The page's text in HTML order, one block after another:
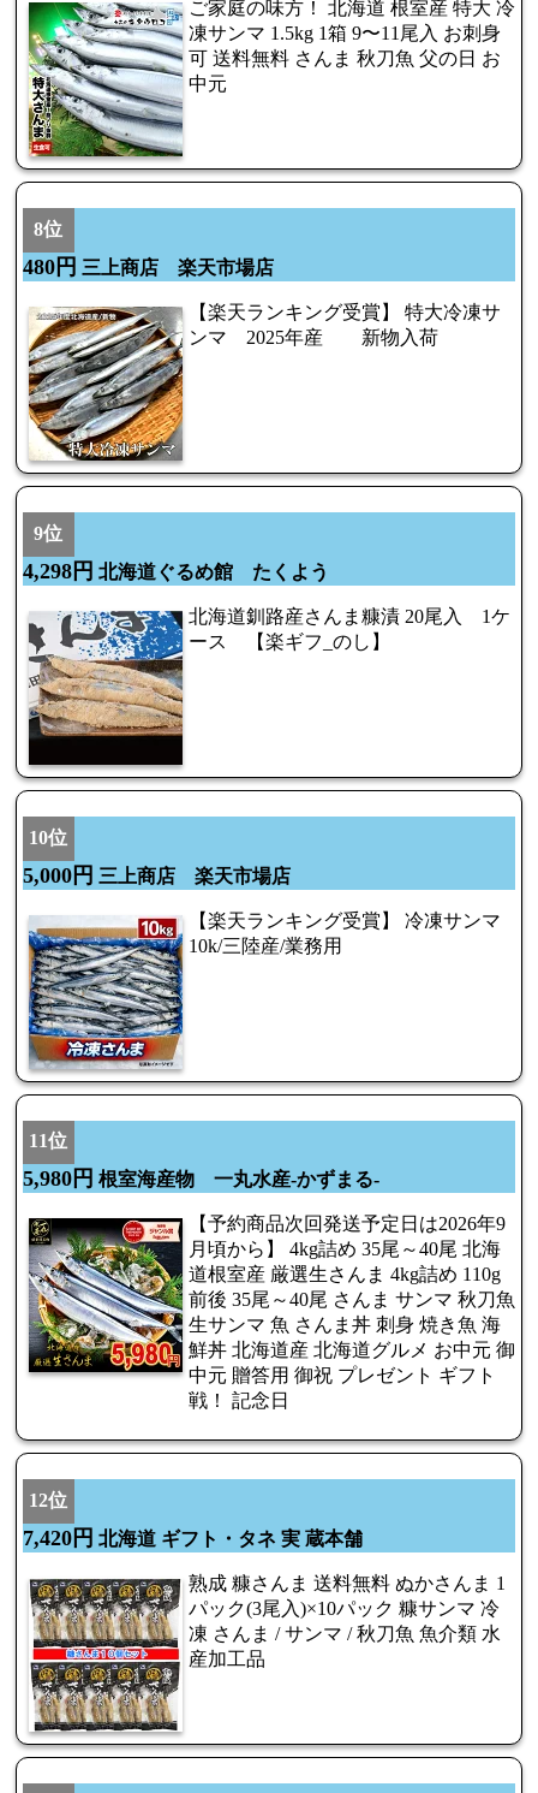
ご家庭の味方！ 北海道 根室産 特大 冷
凍サンマ 1.5kg 1箱 9〜11尾入 お刺身
可 送料無料 さんま 秋刀魚 父の日 お
中元
8位
480円 三上商店 楽天市場店
【楽天ランキング受賞】 特大冷凍サ
ンマ 2025年産 新物入荷
9位
4,298円 北海道ぐるめ館 たくよう
北海道釧路産さんま糠漬 20尾入 1ケ
ース 【楽ギフ_のし】
10位
5,000円 三上商店 楽天市場店
【楽天ランキング受賞】 冷凍サンマ
10k/三陸産/業務用
11位
5,980円 根室海産物 一丸水産-かずまる-
【予約商品次回発送予定日は2026年9
月頃から】 4kg詰め 35尾～40尾 北海
道根室産 厳選生さんま 4kg詰め 110g
前後 35尾～40尾 さんま サンマ 秋刀魚
生サンマ 魚 さんま丼 刺身 焼き魚 海
鮮丼 北海道産 北海道グルメ お中元 御
中元 贈答用 御祝 プレゼント ギフト
戦！ 記念日
12位
7,420円 北海道 ギフト・タネ 実 蔵本舗
熟成 糠さんま 送料無料 ぬかさんま 1
パック(3尾入)×10パック 糠サンマ 冷
凍 さんま / サンマ / 秋刀魚 魚介類 水
産加工品